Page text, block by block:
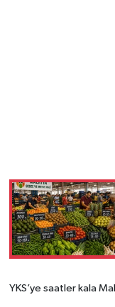
YKS’ye saatler kala